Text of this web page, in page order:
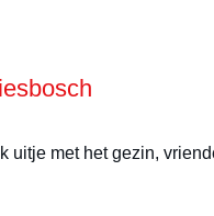
uitje met het gezin,